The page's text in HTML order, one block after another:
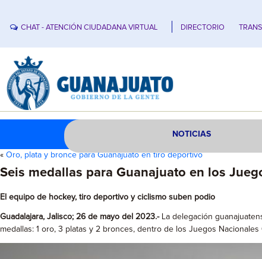
CHAT - ATENCIÓN CIUDADANA VIRTUAL DIRECTORIO
NOTICIAS
« Oro, plata y bronce para Guanajuato en tiro deportivo
Seis medallas para Guanajuato en los
El equipo de hockey, tiro deportivo y ciclismo suben podio
Guadalajara, Jalisco; 26 de mayo del 2023.-La delegación
medallas: 1 oro, 3 platas y 2 bronces, dentro de los Juegos Nacionales